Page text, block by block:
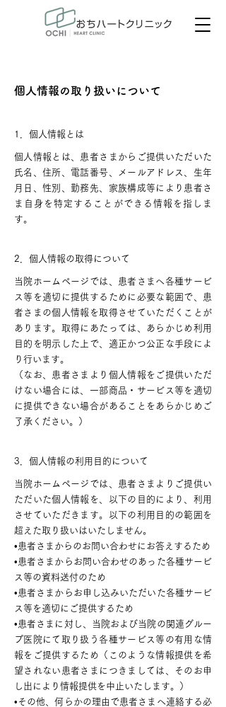
個人情報の取り扱いについて
1．個人情報とは
個人情報とは、患者さまからご提供いただいた
氏名、住所、電話番号、メールアドレス、生年
月日、性別、勤務先、家族構成等により患者さ
ま自身を特定することができる情報を指しま
す。
2．個人情報の取得について
当院ホームページでは、患者さまへ各種サービ
ス等を適切に提供するために必要な範囲で、患
者さまの個人情報を取得させていただくことが
あります。取得にあたっては、あらかじめ利用
目的を明示した上で、適正かつ公正な手段によ
り行います。
（なお、患者さまより個人情報をご提供いただ
けない場合には、一部商品・サービス等を適切
に提供できない場合があることをあらかじめご
了承ください。）
3．個人情報の利用目的について
当院ホームページでは、患者さまよりご提供い
ただいた個人情報を、以下の目的により、利用
させていただきます。以下の利用目的の範囲を
超えた取り扱いはいたしません。
•患者さまからのお問い合わせにお答えするため
•患者さまからお問い合わせのあった各種サービ
ス等の資料送付のため
•患者さまからお申し込みいただいた各種サービ
ス等を適切にご提供するため
•患者さまに対し、当院および当院の関連グルー
プ医院にて取り扱う各種サービス等の有用な情
報をご提供するため（このような情報提供を希
望されない患者さまにつきましては、そのお申
し出により情報提供を中止いたします。）
•その他、何らかの理由で患者さまへ連絡する必